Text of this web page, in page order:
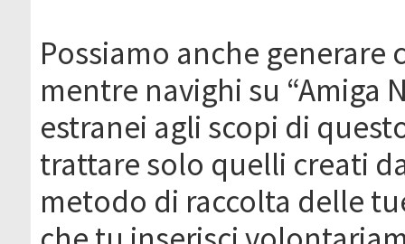
Possiamo anche
mentre navighi su “Amiga
estranei agli scopi di
trattare solo quelli creati
metodo di raccolta delle